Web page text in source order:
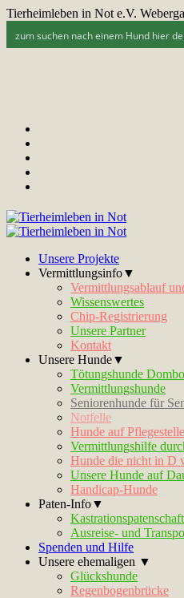
Tierheimleben in Not e.V.
Unsere Projekte
Vermittlungsinfo▼
Vermittlungsablauf
Wissenswertes
Chip-Registrierung
Unsere Partner
Kontakt
Unsere Hunde▼
Tötungshunde
Vermittlungshunde
Seniorenhunde für
Notfelle
Hunde auf
Vermittlungshilfe
Hunde die nicht in D
Unsere Hunde auf
Handicap-Hunde
Paten-Info▼
Ausreise- und
Spenden und Hilfe
Unsere ehemaligen ▼
Glückshunde
Regenbogenbrücke